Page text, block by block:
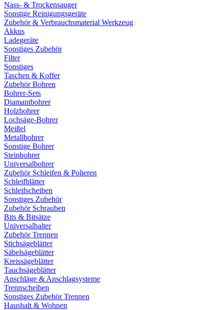
Nass- & Trockensauger
Sonstige Reinigungsgeräte
Zubehör & Verbrauchsmaterial Werkzeug
Akkus
Ladegeräte
Sonstiges Zubehör
Filter
Sonstiges
Taschen & Koffer
Zubehör Bohren
Bohrer-Sets
Diamantbohrer
Holzbohrer
Lochsäge-Bohrer
Meißel
Metallbohrer
Sonstige Bohrer
Steinbohrer
Universalbohrer
Zubehör Schleifen & Polieren
Schleifblätter
Schleifscheiben
Sonstiges Zubehör
Zubehör Schrauben
Bits & Bitsätze
Universalhalter
Zubehör Trennen
Stichsägeblätter
Säbelsägeblätter
Kreissägeblätter
Tauchsägeblätter
Anschläge & Anschlagsysteme
Trennscheiben
Sonstiges Zubehör Trennen
Haushalt & Wohnen